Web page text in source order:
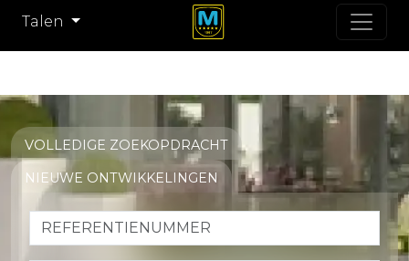
Talen
VOLLEDIGE ZOEKOPDRACHT
NIEUWE ONTWIKKELINGEN